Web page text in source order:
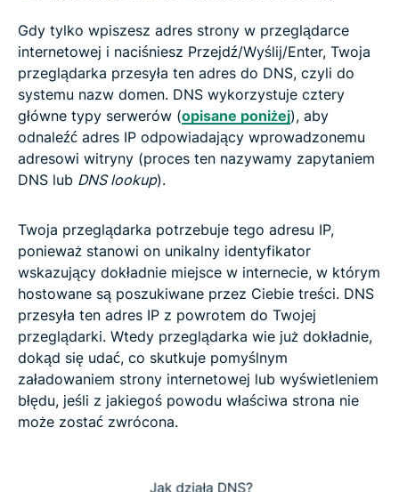
Gdy tylko wpiszesz adres strony w przeglądarce
internetowej i naciśniesz Przejdź/Wyślij/Enter, Twoja
przeglądarka przesyła ten adres do DNS, czyli do
systemu nazw domen. DNS wykorzystuje cztery
główne typy serwerów (opisane poniżej), aby
odnaleźć adres IP odpowiadający wprowadzonemu
adresowi witryny (proces ten nazywamy zapytaniem
DNS lub DNS lookup).
Twoja przeglądarka potrzebuje tego adresu IP,
ponieważ stanowi on unikalny identyfikator
wskazujący dokładnie miejsce w internecie, w którym
hostowane są poszukiwane przez Ciebie treści. DNS
przesyła ten adres IP z powrotem do Twojej
przeglądarki. Wtedy przeglądarka wie już dokładnie,
dokąd się udać, co skutkuje pomyślnym
załadowaniem strony internetowej lub wyświetleniem
błędu, jeśli z jakiegoś powodu właściwa strona nie
może zostać zwrócona.